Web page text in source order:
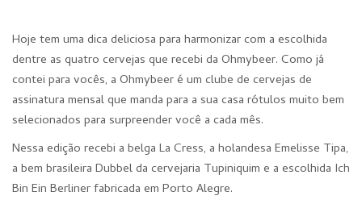
Hoje tem uma dica deliciosa para harmonizar com a escolhida
dentre as quatro cervejas que recebi da Ohmybeer. Como já
contei para vocês, a Ohmybeer é um clube de cervejas de
assinatura mensal que manda para a sua casa rótulos muito bem
selecionados para surpreender você a cada mês.
Nessa edição recebi a belga La Cress, a holandesa Emelisse Tipa,
a bem brasileira Dubbel da cervejaria Tupiniquim e a escolhida Ich
Bin Ein Berliner fabricada em Porto Alegre.